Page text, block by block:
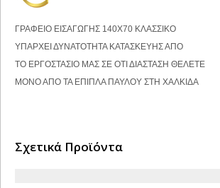
ΓΡΑΦΕΙΟ ΕΙΣΑΓΩΓΗΣ 140Χ70 ΚΛΑΣΣΙΚΟ
ΥΠΑΡΧΕΙ ΔΥΝΑΤΟΤΗΤΑ ΚΑΤΑΣΚΕΥΗΣ ΑΠΟ
ΤΟ ΕΡΓΟΣΤΑΣΙΟ ΜΑΣ ΣΕ ΟΤΙ ΔΙΑΣΤΑΣΗ ΘΕΛΕΤΕ
ΜΟΝΟ ΑΠΟ ΤΑ ΕΠΙΠΛΑ ΠΑΥΛΟΥ ΣΤΗ ΧΑΛΚΙΔΑ
Σχετικά Προϊόντα